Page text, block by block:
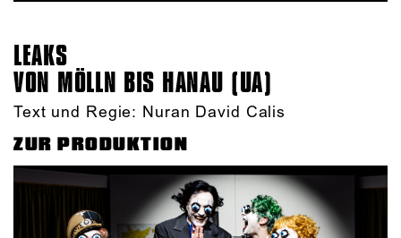
LEAKS
VON MÖLLN BIS HANAU (UA)
Text und Regie: Nuran David Calis
ZUR PRODUKTION